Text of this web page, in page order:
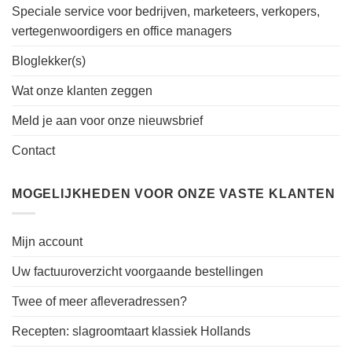
Speciale service voor bedrijven, marketeers, verkopers,
vertegenwoordigers en office managers
Bloglekker(s)
Wat onze klanten zeggen
Meld je aan voor onze nieuwsbrief
Contact
MOGELIJKHEDEN VOOR ONZE VASTE KLANTEN
Mijn account
Uw factuuroverzicht voorgaande bestellingen
Twee of meer afleveradressen?
Recepten: slagroomtaart klassiek Hollands